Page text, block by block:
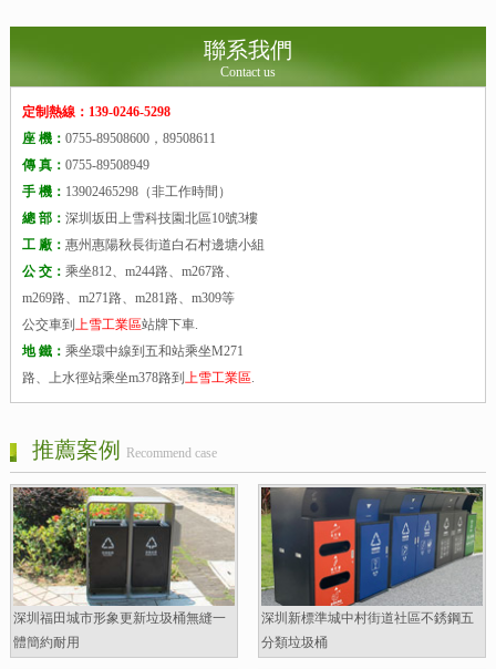
聯系我們
Contact us
定制熱線：139-0246-5298
座 機： 0755-89508600，89508611
傳 真： 0755-89508949
手 機： 13902465298（非工作時間）
總 部： 深圳坂田上雪科技園北區10號3樓
工 廠： 惠州惠陽秋長街道白石村邊塘小組
公 交： 乘坐812、m244路、m267路、
m269路、m271路、m281路、m309等
公交車到 上雪工業區站牌下車.
地 鐵： 乘坐環中線到五和站乘坐M271
路、上水徑站乘坐m378路到 上雪工業區.
推薦案例 Recommend case
深圳福田城市形象更新垃圾桶無縫一
體簡約耐用
深圳新標準城中村街道社區不銹鋼五
分類垃圾桶